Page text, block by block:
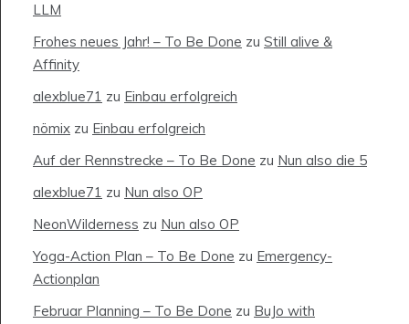
LLM
Frohes neues Jahr! – To Be Done zu Still alive &
Affinity
alexblue71 zu Einbau erfolgreich
nömix zu Einbau erfolgreich
Auf der Rennstrecke – To Be Done zu Nun also die 5
alexblue71 zu Nun also OP
NeonWilderness zu Nun also OP
Yoga-Action Plan – To Be Done zu Emergency-
Actionplan
Februar Planning – To Be Done zu BuJo with